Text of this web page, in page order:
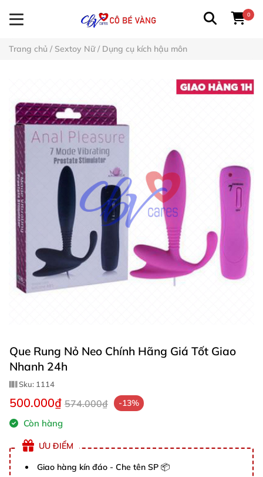
0
Trang chủ / Sextoy Nữ/ Dụng cụ kích hậu môn
Que Rung Nỏ Neo Chính Hãng Giá Tốt Giao
Nhanh 24h
Sku: 1114
500.000₫ 574.000₫ -13%
Còn hàng
ƯU ĐIỂM
Giao hàng kín đáo - Che tên SP 📦